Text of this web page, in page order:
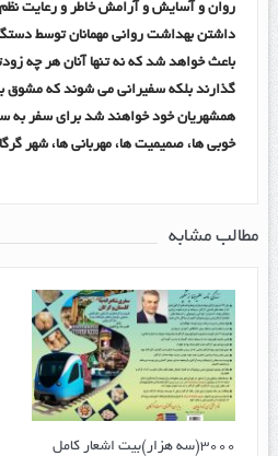
روان و آسایش و آرامش خاطر و رعایت نظم
داشتن بهداشت روانی مهمانان توسط
باعث خواهد شد که نه تنها آنان هر چه
گذارند بلکه سفیرانی می شوند که مشوق
همشهریان خود خواهند شد برای سفر به
خوبی ها، صمیمیت ها، مهربانی ها، شهر
مطالب مشابه
۳۰۰۰(سه هزار)بیت اشعار کامل